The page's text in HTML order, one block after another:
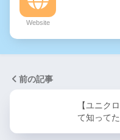
Website
前の記事
【ユニク
て知って